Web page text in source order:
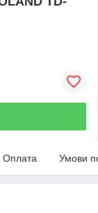
Оплата Умови